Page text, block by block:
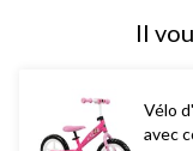
Il
Vélo
avec